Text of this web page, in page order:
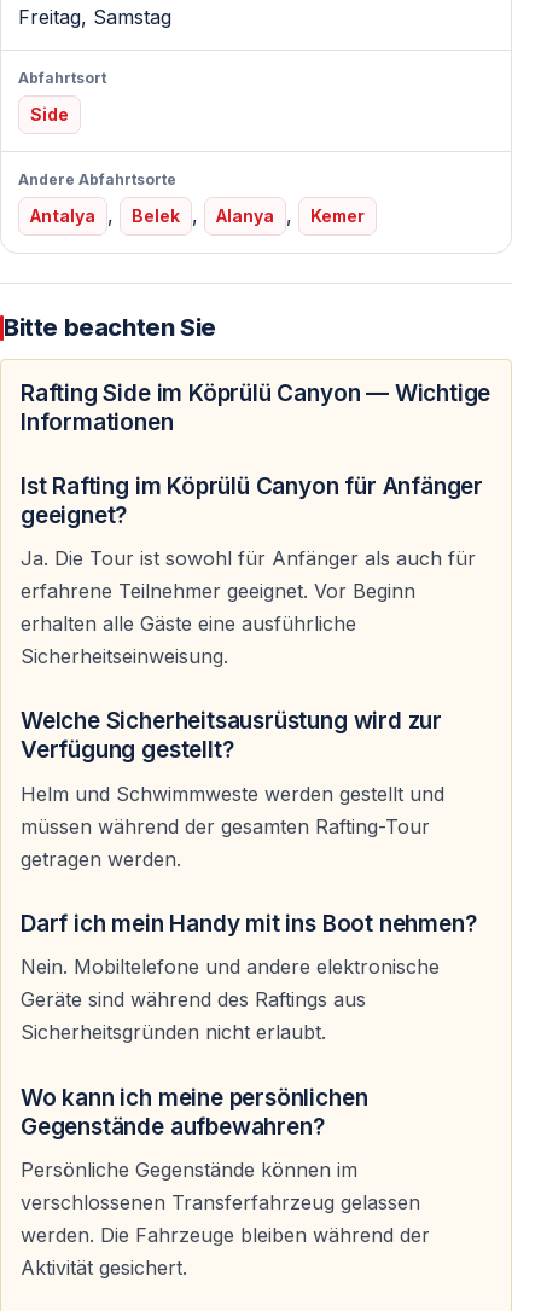
erwartet.
Im Gegensatz zu künstlich angelegten Freizeitparks
findet das Rafting hier mitten in einer echten
Naturkulisse statt.
Wie läuft die Rafting-Tour ab?
Nach der Ankunft an der Basis erhalten alle
Teilnehmer:
— Helm
— Schwimmweste
— Paddel
Anschließend werden die Gruppen auf die Boote
Die Rafting-Strecke ist etwa 11 Kilometer lang und
kombiniert ruhigere Abschnitte mit lebendigeren
Stromschnellen. Zwischendurch gibt es immer wieder
einfach zum Genießen der Landschaft.
Vorkenntnisse sind nicht notwendig. Die Boote werden
während der gesamten Tour von erfahrenen Guides
begleitet.
Das Wasser ist kalt — und genau das mögen
viele Gäste
Eine der häufigsten Überraschungen beim Rafting im
Köprülü Canyon ist die Temperatur des Wassers.
Auch an sehr heißen Tagen bleibt der Fluss kühl, weil
das Wasser direkt aus den Bergen kommt. Nach
wenigen Minuten empfinden viele Gäste genau diese
Abkühlung als einen der besten Teile der gesamten
Tour.
Freitag, Samstag
Abfahrtsort
Side
Andere Abfahrtsorte
Antalya , Belek , Alanya , Kemer
Bitte beachten Sie
Rafting Side im Köprülü Canyon — Wichtige
Informationen
Ist Rafting im Köprülü Canyon für Anfänger
geeignet?
Ja. Die Tour ist sowohl für Anfänger als auch für
erfahrene Teilnehmer geeignet. Vor Beginn
erhalten alle Gäste eine ausführliche
Sicherheitseinweisung.
Welche Sicherheitsausrüstung wird zur
Verfügung gestellt?
Helm und Schwimmweste werden gestellt und
müssen während der gesamten Rafting-Tour
getragen werden.
Darf ich mein Handy mit ins Boot nehmen?
Nein. Mobiltelefone und andere elektronische
Geräte sind während des Raftings aus
Sicherheitsgründen nicht erlaubt.
Wo kann ich meine persönlichen
Gegenstände aufbewahren?
Persönliche Gegenstände können im
verschlossenen Transferfahrzeug gelassen
werden. Die Fahrzeuge bleiben während der
Aktivität gesichert.